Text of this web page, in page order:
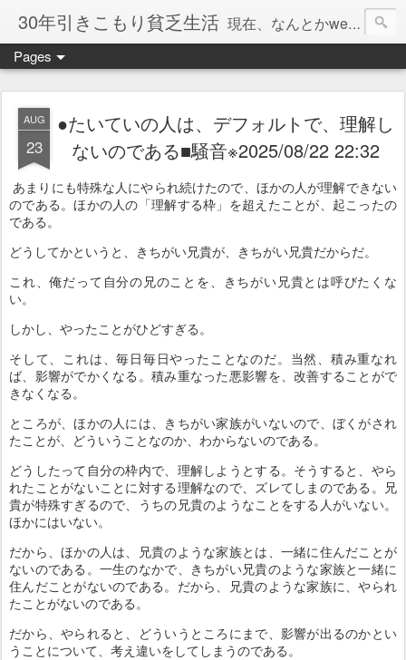
30年引きこもり貧乏生活 現在、なんとかweb系の仕事で食べています。このブログで扱う問題は「この世とはなにか」「人生とはなにか」「人間とはなにか」「強迫神経症の原因と解決法」「うつ病の原因と寄り添う方法」「家族の問題」などについてです。
Pages
AUG
23
●たいていの人は、デフォルトで、理解し
ないのである■騒音※2025/08/22 22:32
あまりにも特殊な人にやられ続けたので、ほかの人が理解できない
のである。ほかの人の「理解する枠」を超えたことが、起こったの
である。
どうしてかというと、きちがい兄貴が、きちがい兄貴だからだ。
これ、俺だって自分の兄のことを、きちがい兄貴とは呼びたくな
い。
しかし、やったことがひどすぎる。
そして、これは、毎日毎日やったことなのだ。当然、積み重なれ
ば、影響がでかくなる。積み重なった悪影響を、改善することがで
きなくなる。
ところが、ほかの人には、きちがい家族がいないので、ぼくがされ
たことが、どういうことなのか、わからないのである。
どうしたって自分の枠内で、理解しようとする。そうすると、やら
れたことがないことに対する理解なので、ズレてしまのである。兄
貴が特殊すぎるので、うちの兄貴のようなことをする人がいない。
ほかにはいない。
だから、ほかの人は、兄貴のような家族とは、一緒に住んだことが
ないのである。一生のなかで、きちがい兄貴のような家族と一緒に
住んだことがないのである。だから、兄貴のような家族に、やられ
たことがないのである。
だから、やられると、どういうところにまで、影響が出るのかとい
うことについて、考え違いをしてしまうのである。